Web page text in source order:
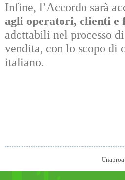
Infine, l’Accordo sarà
agli operatori, clienti
adottabili nel processo
vendita, con lo scopo
italiano.